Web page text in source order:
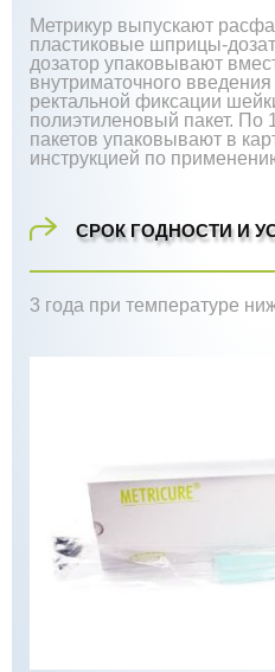
Метрикур выпускают
пластиковые шприцы-
дозатор упаковывают
внутриматочного
ректальной фиксации
полиэтиленовый пакет. По
пакетов упаковывают в
инструкцией по
СРОК ГОДНОСТИ И
3 года при температуре